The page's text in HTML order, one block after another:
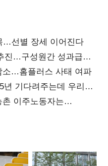
…선별 장세 이어진다
진…구성원간 성과급
소…홈플러스 사태 여파
기다려주는데 우리는
코스닥 구하기
이주노동자는